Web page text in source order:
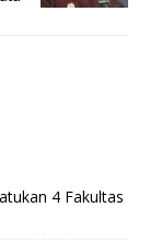
4 Fakultas